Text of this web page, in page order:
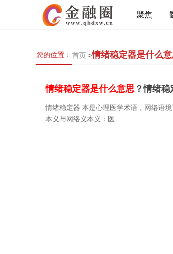
聚焦
您的位置： 首页 >情绪稳定器是什么
情绪稳定器是什么意思 ？情绪
情绪稳定器 本是心理医学术语，网络语
本义与网络义本义：医